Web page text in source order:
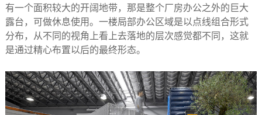
有一个面积较大的开阔地带，那是整个厂房办公之外的巨大
露台，可做休息使用。一楼局部办公区域是以点线组合形式
分布，从不同的视角上看上去落地的层次感觉都不同，这就
是通过精心布置以后的最终形态。